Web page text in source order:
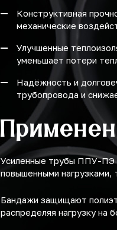
Конструктивная
механические
Улучшенные
уменьшает потери
Надёжность и
трубопровода и
Усиленные трубы ППУ-ПЭ
повышенными
Бандажи защищают
распределяя нагрузку на